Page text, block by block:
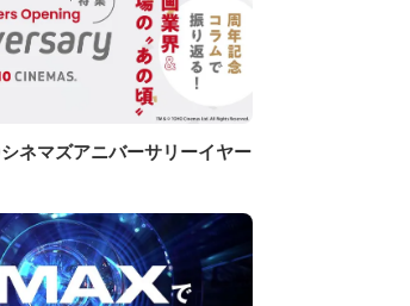
ネマズアニバーサリーイヤー